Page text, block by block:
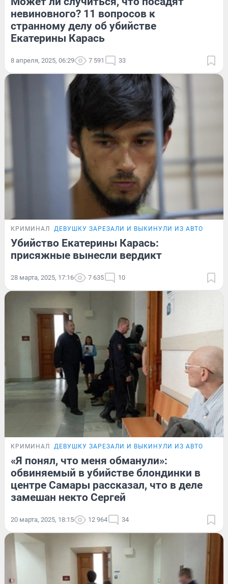
невиновного? 11 вопросов к
странному делу об убийстве
Екатерины Карась
8 апреля, 2025, 06:29 7 591 33
КРИМИНАЛ ДЕВУШКУ ЗАРЕЗАЛИ И ВЫКИНУЛИ ИЗ АВТО
Убийство Екатерины Карась:
присяжные вынесли вердикт
28 марта, 2025, 17:16 7 635 10
КРИМИНАЛ ДЕВУШКУ ЗАРЕЗАЛИ И ВЫКИНУЛИ ИЗ АВТО
«Я понял, что меня обманули»:
обвиняемый в убийстве блондинки в
центре Самары рассказал, что в деле
замешан некто Сергей
20 марта, 2025, 18:15 12 964 34